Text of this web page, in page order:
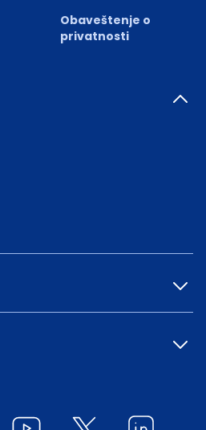
Obaveštenje o
privatnosti